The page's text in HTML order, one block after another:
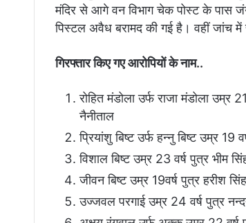
मंदिर से आगे वन विभाग चेक पोस्ट के पास
पिस्टल अवैध बरामद की गई है। वहीं जांच में
गिरफ्तार किए गए आरोपियों के नाम..
रोहित मंडोला उर्फ राजा मंडोला उम्र
नैनीताल
प्रियांशु बिष्ट उर्फ हन्नु बिष्ट उम्र 19
विशाल बिष्ट उम्र 23 वर्ष पुत्र भीम
जीवन बिष्ट उम्र 19वर्ष पुत्र हरीश
उज्जवल परगाई उम्र 24 वर्ष पुत्र